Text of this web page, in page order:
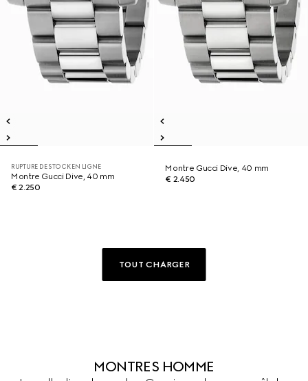
RUPTURE DE STOCK EN LIGNE
Montre Gucci Dive, 40 mm
€ 2.250
Montre Gucci Dive, 40 mm
€ 2.450
TOUT CHARGER
MONTRES HOMME